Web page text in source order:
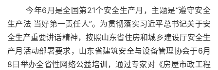
       今年6月是全国第21个安全生产月，主题是“遵守安全
生产法 当好第一责任人”。为贯彻落实习近平总书记关于安
全生产重要讲话精神，按照山东省住房和城乡建设厅安全生
产月活动部署要求，山东省建筑安全与设备管理协会于6月
8日举办全省性网络公益培训，通过专家对《房屋市政工程